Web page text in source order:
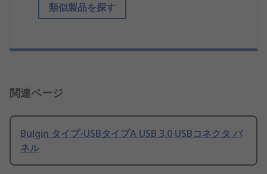
類似製品を探す
関連ページ
Bulgin タイプ-USBタイプA USB 3.0 USBコネクタ パ
ネル